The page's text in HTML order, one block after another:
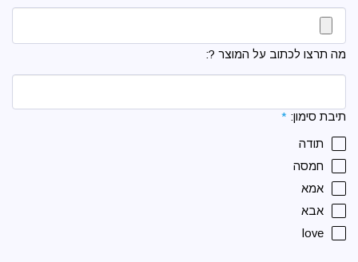
מה תרצו לכתוב על המוצר ?:
תיבת סימון: *
תודה
חמסה
אמא
אבא
love